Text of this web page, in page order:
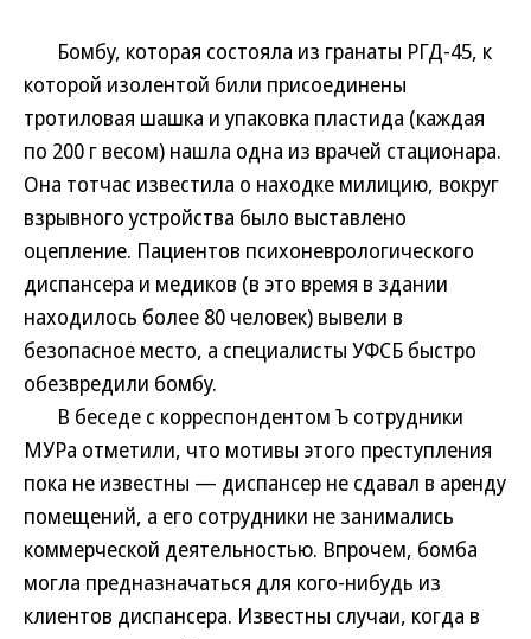
Бомбу, которая состояла из гранаты РГД-45, к
которой изолентой били присоединены
тротиловая шашка и упаковка пластида (каждая
по 200 г весом) нашла одна из врачей стационара.
Она тотчас известила о находке милицию, вокруг
взрывного устройства было выставлено
оцепление. Пациентов психоневрологического
диспансера и медиков (в это время в здании
находилось более 80 человек) вывели в
безопасное место, а специалисты УФСБ быстро
обезвредили бомбу.
В беседе с корреспондентом Ъ сотрудники
МУРа отметили, что мотивы этого преступления
пока не известны — диспансер не сдавал в аренду
помещений, а его сотрудники не занимались
коммерческой деятельностью. Впрочем, бомба
могла предназначаться для кого-нибудь из
клиентов диспансера. Известны случаи, когда в